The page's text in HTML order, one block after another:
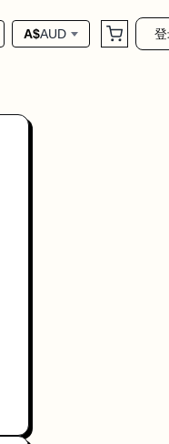
A$AUD
technical